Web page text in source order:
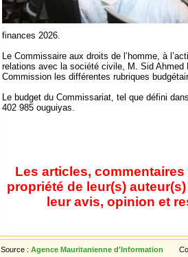
finances 2026.
Le Commissaire aux droits de l’homme, à
relations avec la société civile, M. Sid Ahmed
Commission les différentes rubriques
Le budget du Commissariat, tel que défini
402 985 ouguiyas.
Les articles,
propriété de leur(s)
leur avis, opinion et
Source : Agence Mauritanienne d'Information